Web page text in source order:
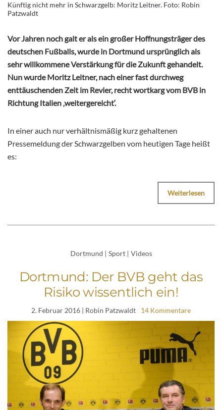
Künftig nicht mehr in Schwarzgelb: Moritz Leitner. Foto: Robin
Patzwaldt
Vor Jahren noch galt er als ein großer Hoffnungsträger des
deutschen Fußballs, wurde in Dortmund ursprünglich als
sehr willkommene Verstärkung für die Zukunft gehandelt.
Nun wurde Moritz Leitner, nach einer fast durchweg
enttäuschenden Zeit im Revier, recht wortkarg vom BVB in
Richtung Italien ‚weitergereicht‘.
In einer auch nur verhältnismäßig kurz gehaltenen
Pressemeldung der Schwarzgelben vom heutigen Tage heißt
es:
Weiterlesen
Dortmund | Sport | Videos
Dortmund: Der BVB geht das
Risiko wissentlich ein!
2. Februar 2016 | Robin Patzwaldt 14 Kommentare